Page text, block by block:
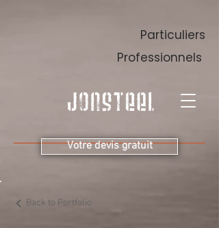
Votre devis gratuit
Particuliers
Professionnels
Back to Portfolio